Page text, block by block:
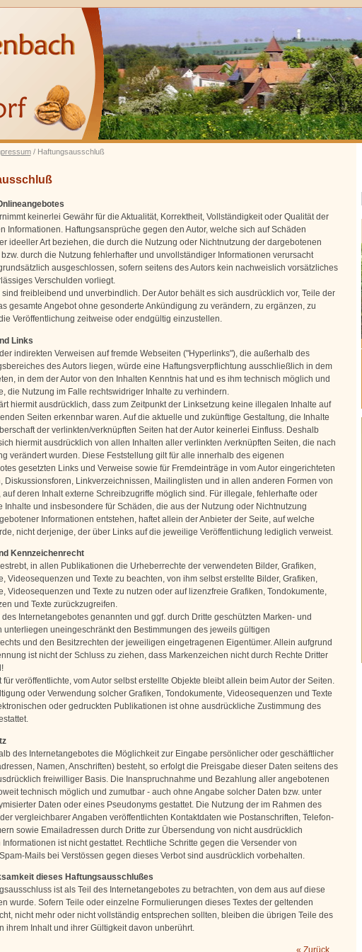
/ Haftungsausschluß
keinerlei Gewähr für die Aktualität, Korrektheit, Vollständigkeit oder Qualität der
Informationen. Haftungsansprüche gegen den Autor, welche sich auf Schäden
ideeller Art beziehen, die durch die Nutzung oder Nichtnutzung der dargebotenen
bzw. durch die Nutzung fehlerhafter und unvollständiger Informationen verursacht
ausgeschlossen, sofern seitens des Autors kein nachweislich vorsätzliches
Verschulden vorliegt.
freibleibend und unverbindlich. Der Autor behält es sich ausdrücklich vor, Teile der
gesamte Angebot ohne gesonderte Ankündigung zu verändern, zu ergänzen, zu
Veröffentlichung zeitweise oder endgültig einzustellen.
Links
indirekten Verweisen auf fremde Webseiten ("Hyperlinks"), die außerhalb des
des Autors liegen, würde eine Haftungsverpflichtung ausschließlich in dem
in dem der Autor von den Inhalten Kenntnis hat und es ihm technisch möglich und
die Nutzung im Falle rechtswidriger Inhalte zu verhindern.
hiermit ausdrücklich, dass zum Zeitpunkt der Linksetzung keine illegalen Inhalte auf
Seiten erkennbar waren. Auf die aktuelle und zukünftige Gestaltung, die Inhalte
der verlinkten/verknüpften Seiten hat der Autor keinerlei Einfluss. Deshalb
hiermit ausdrücklich von allen Inhalten aller verlinkten /verknüpften Seiten, die nach
verändert wurden. Diese Feststellung gilt für alle innerhalb des eigenen
gesetzten Links und Verweise sowie für Fremdeinträge in vom Autor eingerichteten
Diskussionsforen, Linkverzeichnissen, Mailinglisten und in allen anderen Formen von
auf deren Inhalt externe Schreibzugriffe möglich sind. Für illegale, fehlerhafte oder
Inhalte und insbesondere für Schäden, die aus der Nutzung oder Nichtnutzung
Informationen entstehen, haftet allein der Anbieter der Seite, auf welche
nicht derjenige, der über Links auf die jeweilige Veröffentlichung lediglich verweist.
Kennzeichenrecht
in allen Publikationen die Urheberrechte der verwendeten Bilder, Grafiken,
Videosequenzen und Texte zu beachten, von ihm selbst erstellte Bilder, Grafiken,
Videosequenzen und Texte zu nutzen oder auf lizenzfreie Grafiken, Tondokumente,
und Texte zurückzugreifen.
Internetangebotes genannten und ggf. durch Dritte geschützten Marken- und
unterliegen uneingeschränkt den Bestimmungen des jeweils gültigen
und den Besitzrechten der jeweiligen eingetragenen Eigentümer. Allein aufgrund
ist nicht der Schluss zu ziehen, dass Markenzeichen nicht durch Rechte Dritter
für veröffentlichte, vom Autor selbst erstellte Objekte bleibt allein beim Autor der Seiten.
oder Verwendung solcher Grafiken, Tondokumente, Videosequenzen und Texte
oder gedruckten Publikationen ist ohne ausdrückliche Zustimmung des
des Internetangebotes die Möglichkeit zur Eingabe persönlicher oder geschäftlicher
Namen, Anschriften) besteht, so erfolgt die Preisgabe dieser Daten seitens des
freiwilliger Basis. Die Inanspruchnahme und Bezahlung aller angebotenen
technisch möglich und zumutbar - auch ohne Angabe solcher Daten bzw. unter
Daten oder eines Pseudonyms gestattet. Die Nutzung der im Rahmen des
vergleichbarer Angaben veröffentlichten Kontaktdaten wie Postanschriften, Telefon-
sowie Emailadressen durch Dritte zur Übersendung von nicht ausdrücklich
ist nicht gestattet. Rechtliche Schritte gegen die Versender von
Mails bei Verstössen gegen dieses Verbot sind ausdrücklich vorbehalten.
dieses Haftungsausschlußes
ist als Teil des Internetangebotes zu betrachten, von dem aus auf diese
wurde. Sofern Teile oder einzelne Formulierungen dieses Textes der geltenden
nicht mehr oder nicht vollständig entsprechen sollten, bleiben die übrigen Teile des
ihrem Inhalt und ihrer Gültigkeit davon unberührt.
« Zurück